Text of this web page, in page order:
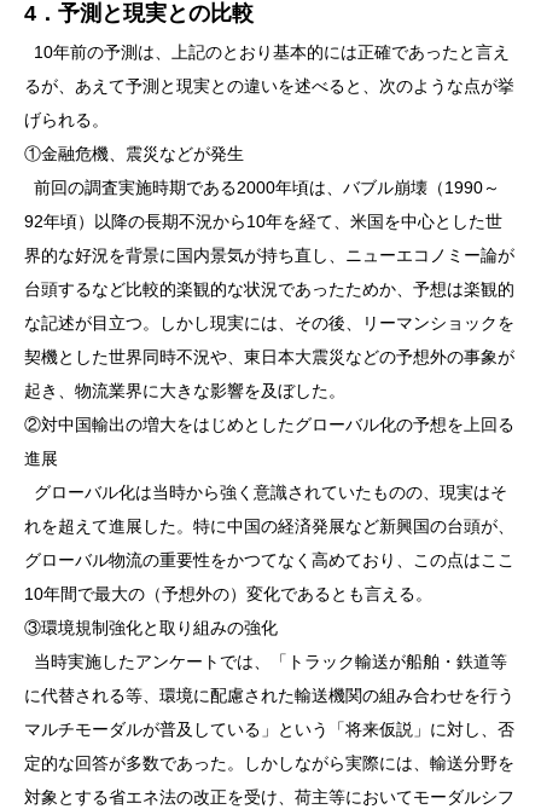
4．予測と現実との比較
10年前の予測は、上記のとおり基本的には正確であったと言え
るが、あえて予測と現実との違いを述べると、次のような点が挙
げられる。
①金融危機、震災などが発生
前回の調査実施時期である2000年頃は、バブル崩壊（1990～
92年頃）以降の長期不況から10年を経て、米国を中心とした世
界的な好況を背景に国内景気が持ち直し、ニューエコノミー論が
台頭するなど比較的楽観的な状況であったためか、予想は楽観的
な記述が目立つ。しかし現実には、その後、リーマンショックを
契機とした世界同時不況や、東日本大震災などの予想外の事象が
起き、物流業界に大きな影響を及ぼした。
②対中国輸出の増大をはじめとしたグローバル化の予想を上回る
進展
グローバル化は当時から強く意識されていたものの、現実はそ
れを超えて進展した。特に中国の経済発展など新興国の台頭が、
グローバル物流の重要性をかつてなく高めており、この点はここ
10年間で最大の（予想外の）変化であるとも言える。
③環境規制強化と取り組みの強化
当時実施したアンケートでは、「トラック輸送が船舶・鉄道等
に代替される等、環境に配慮された輸送機関の組み合わせを行う
マルチモーダルが普及している」という「将来仮説」に対し、否
定的な回答が多数であった。しかしながら実際には、輸送分野を
対象とする省エネ法の改正を受け、荷主等においてモーダルシフ